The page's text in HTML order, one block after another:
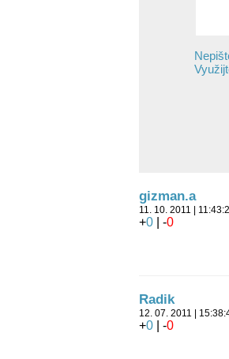
gizman.a
11. 10. 2011 |
+0 | -0
Radik
12. 07. 2011 |
+0 | -0